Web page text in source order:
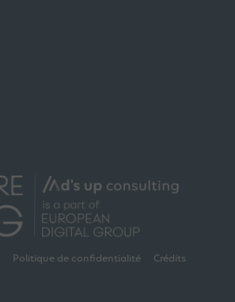
Politique de confidentialité Crédits